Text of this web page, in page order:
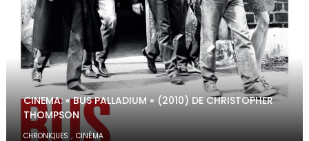
CINEMA: « BUS PALLADIUM » (2010) DE CHRISTOPHER
THOMPSON
CHRONIQUES ,CINÉMA